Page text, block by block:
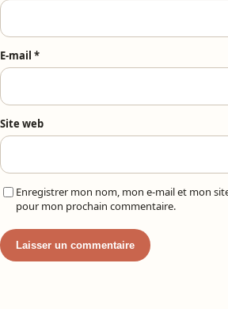
E-mail *
Site web
Enregistrer mon nom, mon e-mail et mon
pour mon prochain commentaire.